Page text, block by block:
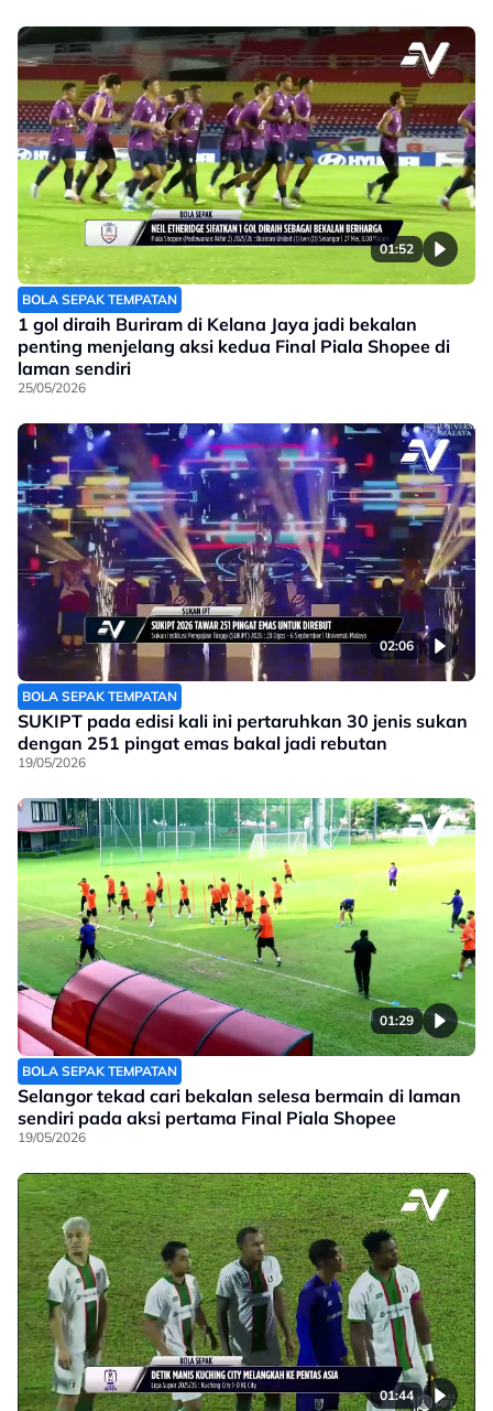
01:52
BOLA SEPAK TEMPATAN
1 gol diraih Buriram di Kelana Jaya jadi bekalan
penting menjelang aksi kedua Final Piala Shopee di
laman sendiri
25/05/2026
02:06
BOLA SEPAK TEMPATAN
SUKIPT pada edisi kali ini pertaruhkan 30 jenis sukan
dengan 251 pingat emas bakal jadi rebutan
19/05/2026
01:29
BOLA SEPAK TEMPATAN
Selangor tekad cari bekalan selesa bermain di laman
sendiri pada aksi pertama Final Piala Shopee
19/05/2026
01:44